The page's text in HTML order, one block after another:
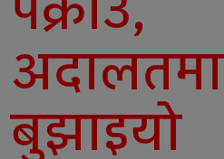
अदालतमा
बुझाइयो